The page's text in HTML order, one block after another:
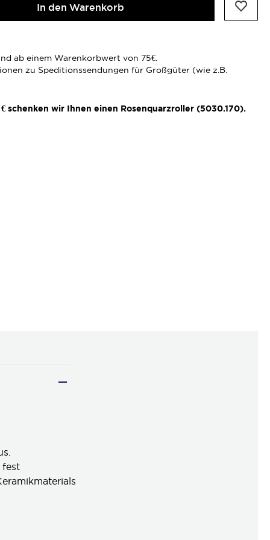
In den Warenkorb
ab einem Warenkorbwert von 75€.
zu Speditionssendungen für Großgüter (wie z.B.
schenken wir Ihnen einen Rosenquarzroller (5030.170).
des fest